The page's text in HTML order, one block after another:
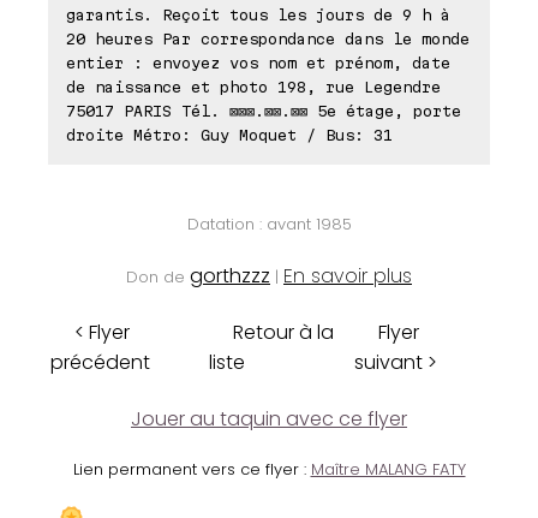
garantis. Reçoit tous les jours de 9 h à
20 heures Par correspondance dans le monde
entier : envoyez vos nom et prénom, date
de naissance et photo 198, rue Legendre
75017 PARIS Tél. ⊠⊠⊠.⊠⊠.⊠⊠ 5e étage, porte
droite Métro: Guy Moquet / Bus: 31
Datation : avant 1985
Don de gorthzzz | En savoir plus
< Flyer
précédent
Retour à la
liste
Flyer
suivant >
Jouer au taquin avec ce flyer
Lien permanent vers ce flyer : Maître MALANG FATY